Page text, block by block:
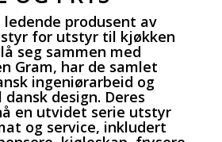
ledende produsent av
for utstyr til kjøkken
seg sammen med
Gram, har de samlet
ingeniørarbeid og
design. Deres
en utvidet serie utstyr
og service, inkludert